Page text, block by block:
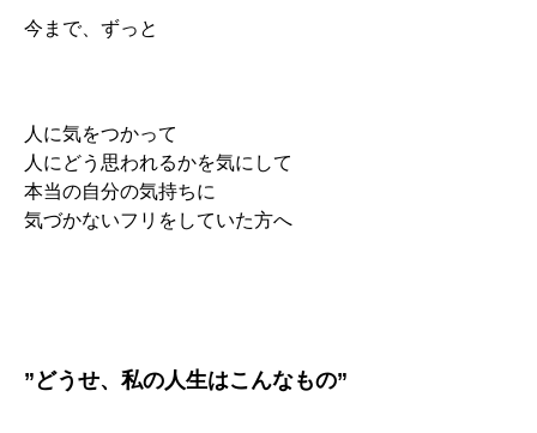
今まで、ずっと
人に気をつかって
人にどう思われるかを気にして
本当の自分の気持ちに
気づかないフリをしていた方へ
”どうせ、私の人生はこんなもの”